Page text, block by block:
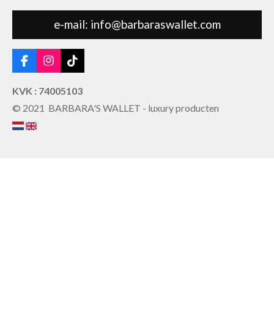
e-mail: info@barbaraswallet.com
F
a
c
e
b
o
o
I
n
s
t
a
T
i
k
T
o
KVK : 74005103
© 2021 BARBARA'S WALLET - luxury producten